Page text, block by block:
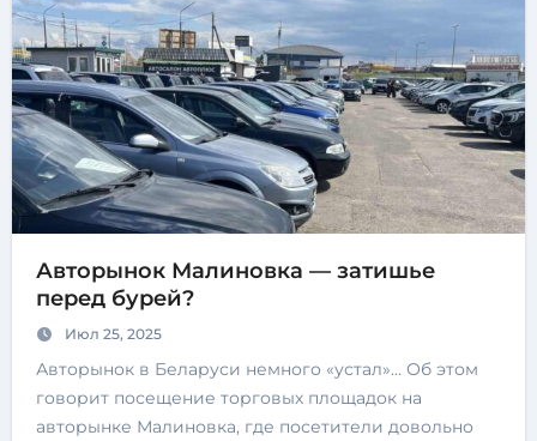
Авторынок Малиновка — затишье
перед бурей?
Июл 25, 2025
Авторынок в Беларуси немного «устал»… Об этом
говорит посещение торговых площадок на
авторынке Малиновка, где посетители довольно